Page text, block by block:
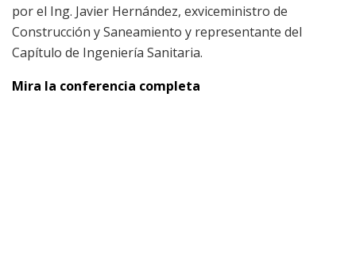
por el Ing. Javier Hernández, exviceministro de
Construcción y Saneamiento y representante del
Capítulo de Ingeniería Sanitaria.
Mira la conferencia completa